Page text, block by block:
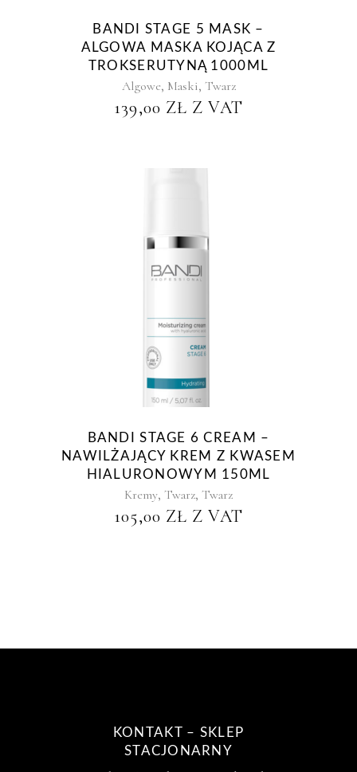
BANDI STAGE 5 MASK –
ALGOWA MASKA KOJĄCA Z
TROKSERUTYNĄ 1000ML
Algowe, Maski, Twarz
139,00 ZŁ Z VAT
BANDI STAGE 6 CREAM –
NAWILŻAJĄCY KREM Z KWASEM
HIALURONOWYM 150ML
Kremy, Twarz, Twarz
105,00 ZŁ Z VAT
KONTAKT – SKLEP
STACJONARNY